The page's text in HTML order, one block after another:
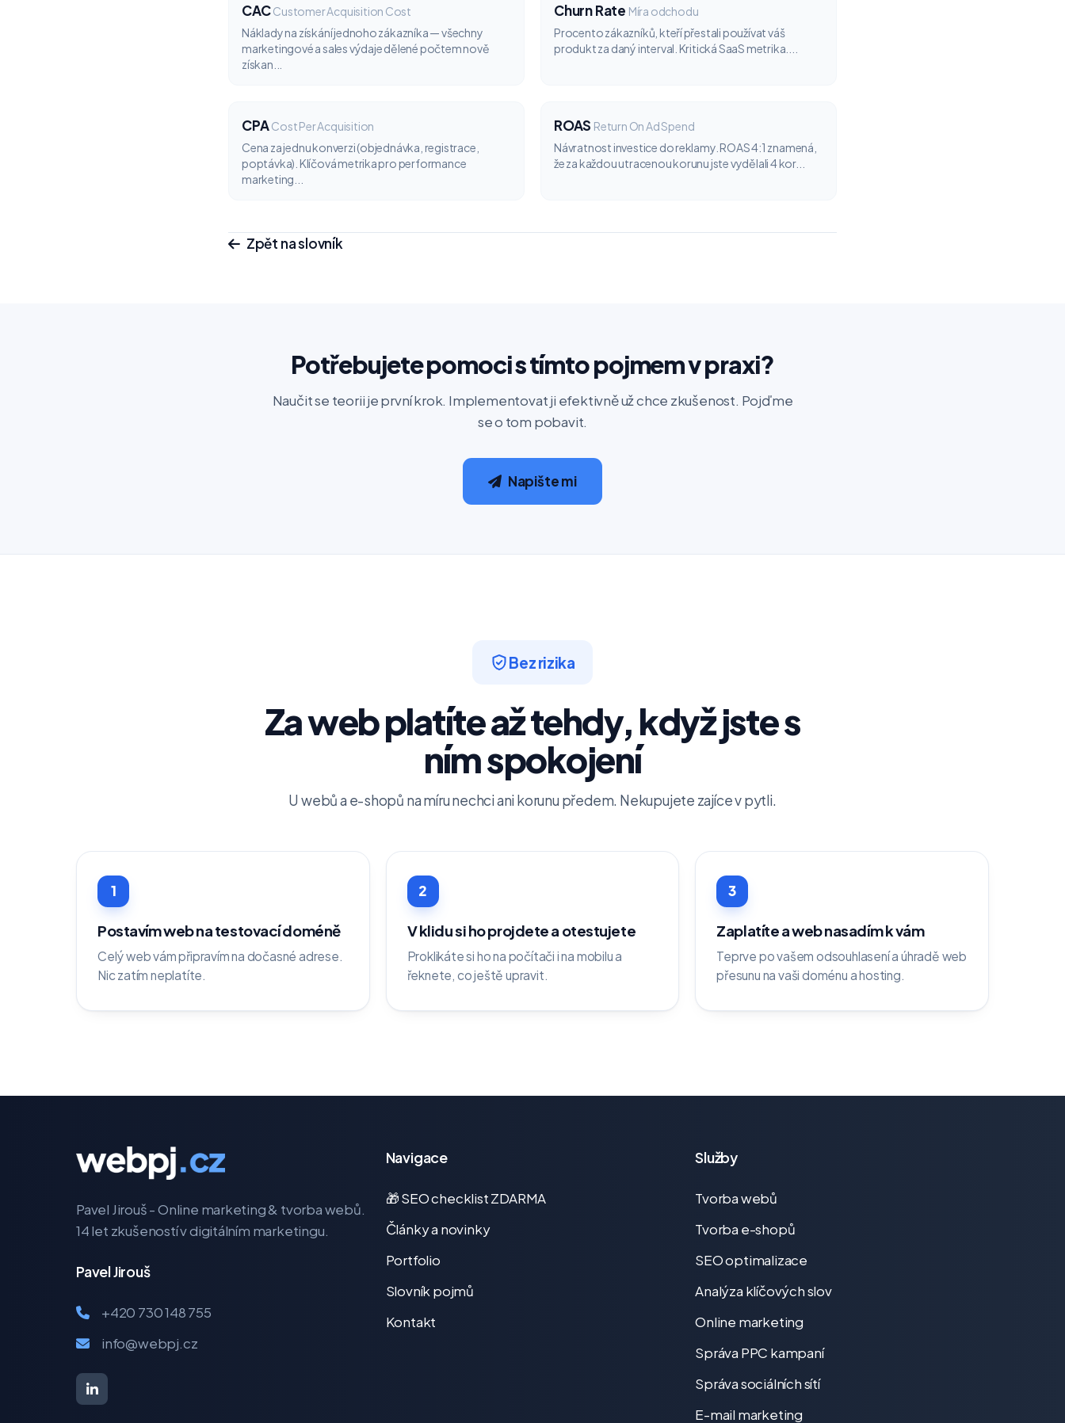
CACCustomer Acquisition Cost
Náklady na získání jednoho zákazníka — všechny
marketingové a sales výdaje dělené počtem nově
získan...
Churn Rate Míra odchodu
Procento zákazníků, kteří přestali používat váš
produkt za daný interval. Kritická SaaS metrika....
CPACost Per Acquisition
Cena za jednu konverzi (objednávka, registrace,
poptávka). Klíčová metrika pro performance
marketing...
ROAS Return On Ad Spend
Návratnost investice do reklamy. ROAS 4:1 znamená,
že za každou utracenou korunu jste vydělali 4 kor...
Zpět na slovník
Potřebujete pomoci s tímto pojmem v praxi?
Naučit se teorii je první krok. Implementovat ji efektivně už chce zkušenost. Pojďme
se o tom pobavit.
Napište mi
Bez rizika
Za web platíte až tehdy, když jste s
ním spokojení
U webů a e-shopů na míru nechci ani korunu předem. Nekupujete zajíce v pytli.
1
Postavím web na testovací doméně
Celý web vám připravím na dočasné adrese.
Nic zatím neplatíte.
2
V klidu si ho projdete a otestujete
Proklikáte si ho na počítači i na mobilu a
řeknete, co ještě upravit.
3
Zaplatíte a web nasadím k vám
Teprve po vašem odsouhlasení a úhradě web
přesunu na vaši doménu a hosting.
Pavel Jirouš - Online marketing & tvorba webů.
14 let zkušeností v digitálním marketingu.
Pavel Jirouš
+420 730 148 755
info@webpj.cz
Navigace
🎁 SEO checklist ZDARMA
Články a novinky
Portfolio
Slovník pojmů
Kontakt
Služby
Tvorba webů
Tvorba e-shopů
SEO optimalizace
Analýza klíčových slov
Online marketing
Správa PPC kampaní
Správa sociálních sítí
E-mail marketing